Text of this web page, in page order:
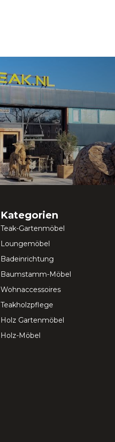
Kategorien
Teak-Gartenmöbel
Loungemöbel
Badeinrichtung
Baumstamm-Möbel
Wohnaccessoires
Teakholzpflege
Holz Gartenmöbel
Holz-Möbel